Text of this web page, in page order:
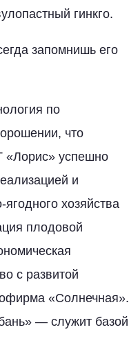
гинкго.
запомнишь его
по
что
«Лорис» успешно
и
хозяйства
плодовой
с развитой
«Солнечная».
— служит базой